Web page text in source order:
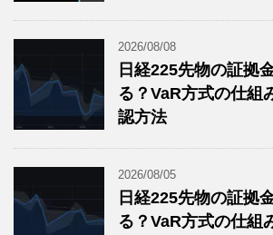
2026/08/08
日経225先物の証拠
る？VaR方式の仕組
認方法
2026/08/05
日経225先物の証拠
る？VaR方式の仕組